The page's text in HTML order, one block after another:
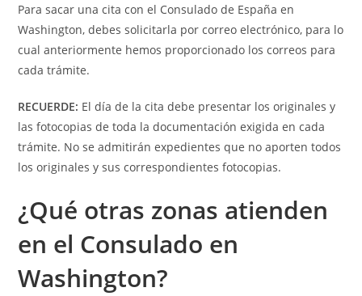
Para sacar una cita con el Consulado de España en
Washington, debes solicitarla por correo electrónico, para lo
cual anteriormente hemos proporcionado los correos para
cada trámite.
RECUERDE: El día de la cita debe presentar los originales y
las fotocopias de toda la documentación exigida en cada
trámite. No se admitirán expedientes que no aporten todos
los originales y sus correspondientes fotocopias.
¿Qué otras zonas atienden
en el Consulado en
Washington?